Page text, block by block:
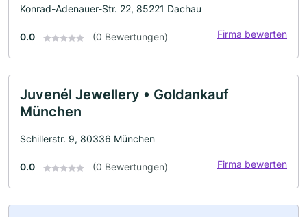
Konrad-Adenauer-Str. 22, 85221 Dachau
0.0 (0 Bewertungen) Firma bewerten
Juvenél Jewellery • Goldankauf
München
Schillerstr. 9, 80336 München
0.0 (0 Bewertungen) Firma bewerten